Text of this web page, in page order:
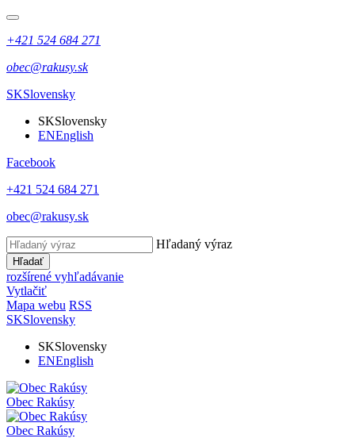
+421 524 684 271
obec@rakusy.sk
SKSlovensky
SKSlovensky
ENEnglish
Facebook
+421 524 684 271
obec@rakusy.sk
Hľadaný výraz
Hľadať
rozšírené vyhľadávanie
Vytlačiť
Mapa webu RSS
SKSlovensky
SKSlovensky
ENEnglish
Obec Rakúsy
Obec Rakúsy